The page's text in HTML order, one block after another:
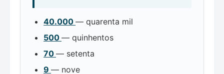
40.000 — quarenta mil
500 — quinhentos
70 — setenta
9 — nove